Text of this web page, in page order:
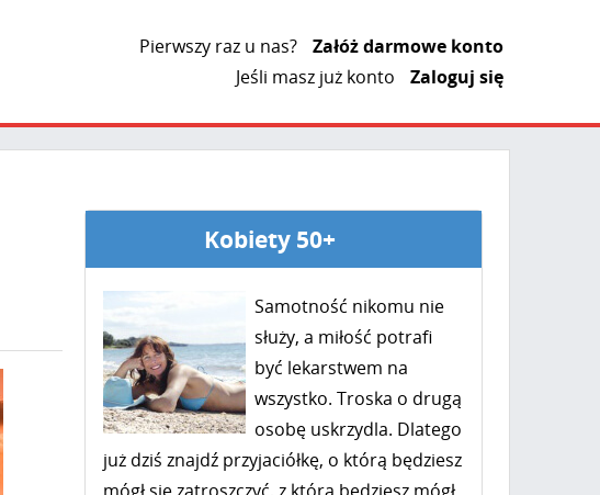
Pierwszy raz u nas?
Załóż darmowe konto
Jeśli masz już konto
Zaloguj się
Kobiety 50+
Samotność nikomu nie
służy, a miłość potrafi
być lekarstwem na
wszystko. Troska o drugą
osobę uskrzydla. Dlatego
już dziś znajdź przyjaciółkę, o którą będziesz